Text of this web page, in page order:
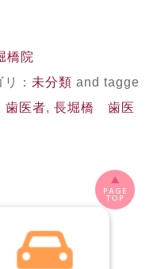
橋院
： 未分類 and tagge
歯医者, 長堀橋 歯医